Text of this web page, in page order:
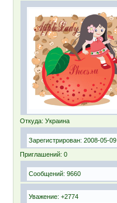
Откуда: Украина
Зарегистрирован: 2008-05-09
Приглашений: 0
Сообщений: 9660
Уважение: +2774